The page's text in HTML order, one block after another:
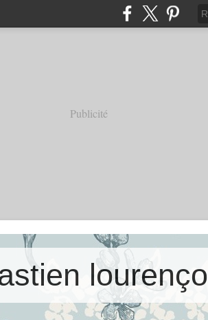
Publicité
lourenço